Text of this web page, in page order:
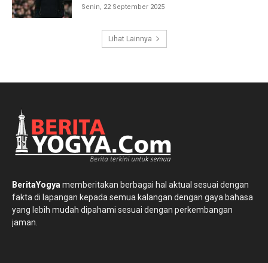
Senin, 22 September 2025
Lihat Lainnya
BeritaYogyamemberitakan berbagai hal aktual sesuai dengan
fakta di lapangan kepada semua kalangan dengan gaya bahasa
yang lebih mudah dipahami sesuai dengan perkembangan
jaman.